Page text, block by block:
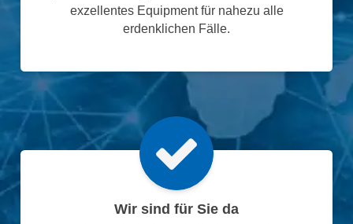
exzellentes Equipment für nahezu alle
erdenklichen Fälle.
Wir sind für Sie da